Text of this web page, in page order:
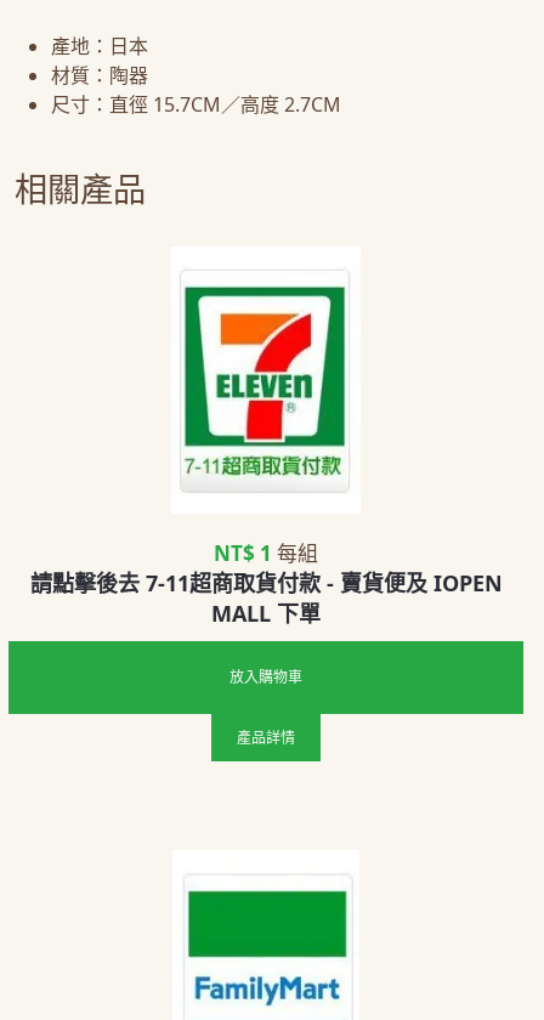
產地：日本
材質：陶器
尺寸：直徑 15.7CM／高度 2.7CM
相關產品
NT$ 1 每組
請點擊後去 7-11超商取貨付款 - 賣貨便及 IOPEN
MALL 下單
放入購物車
產品詳情